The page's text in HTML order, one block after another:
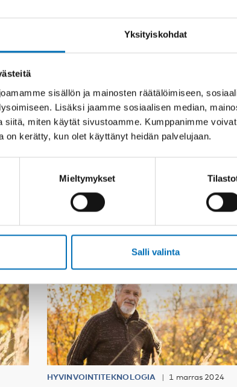
Yksityiskohdat
sisällön ja mainosten räätälöimiseen,
Lisäksi jaamme sosiaalisen median,
siitä, miten käytät sivustoamme. Kumppanimme
on kerätty, kun olet käyttänyt heidän palvelujaan.
Mieltymykset
Salli valinta
Asiaan liittyvää
HYVINVOINTITEKNOLOGIA 1 marras 2024